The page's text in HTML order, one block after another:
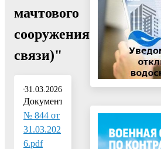
мачтового
сооружения
связи)"
31.03.2026
Документ:
№ 844 от
31.03.202
6.pdf